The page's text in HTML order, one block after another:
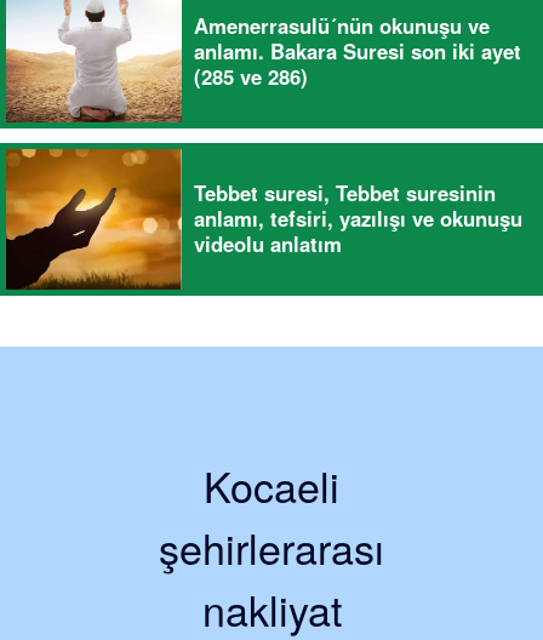
Amenerrasulü´nün okunuşu ve
anlamı. Bakara Suresi son iki ayet
(285 ve 286)
Tebbet suresi, Tebbet suresinin
anlamı, tefsiri, yazılışı ve okunuşu
videolu anlatım
Kocaeli
şehirlerarası
nakliyat